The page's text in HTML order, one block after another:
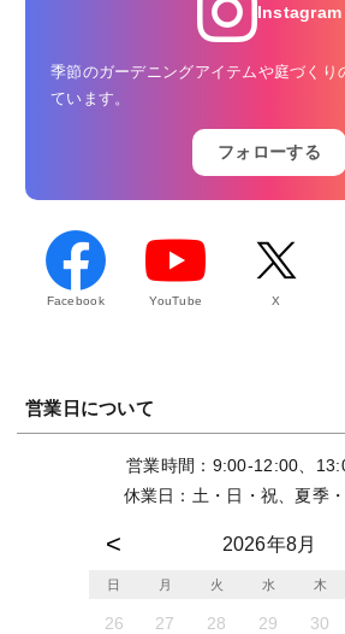
Instagram
季節のガーデニングアイテムや庭づくり
ています。
フォローする
Facebook YouTube X
営業日について
営業時間：9:00-12:00、
休業日：土・日・祝、夏季
2026年8月
日 月 火 水 木
26 27 28 29 30